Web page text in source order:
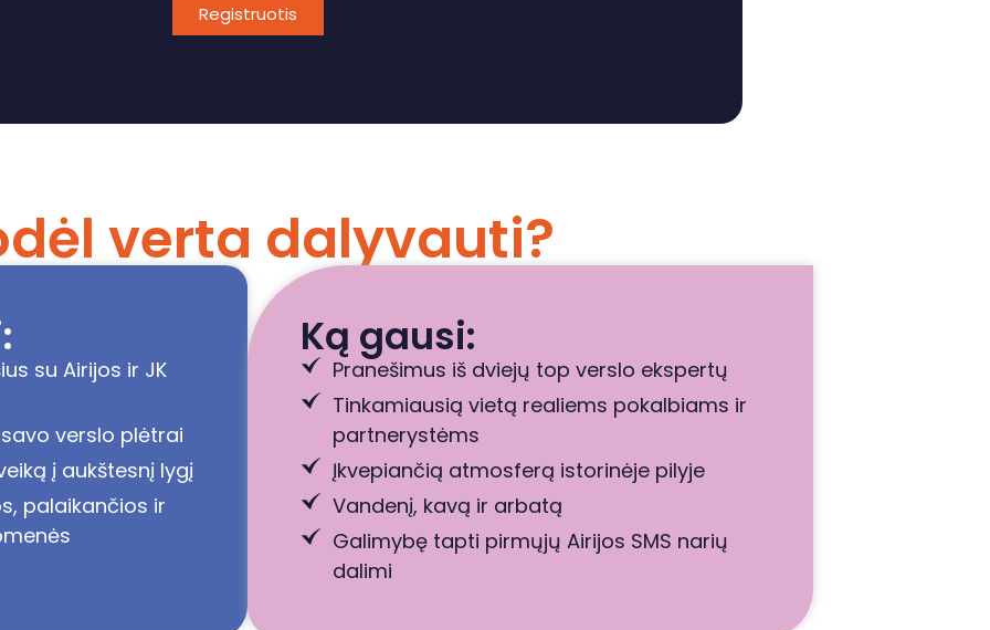
Registruotis
verta dalyvauti?
su Airijos ir JK
verslo plėtrai
į aukštesnį lygį
palaikančios ir
Ką gausi:
Pranešimus iš dviejų top verslo ekspertų
Tinkamiausią vietą realiems pokalbiams ir
partnerystėms
Įkvepiančią atmosferą istorinėje pilyje
Vandenį, kavą ir arbatą
Galimybę tapti pirmųjų Airijos SMS narių
dalimi